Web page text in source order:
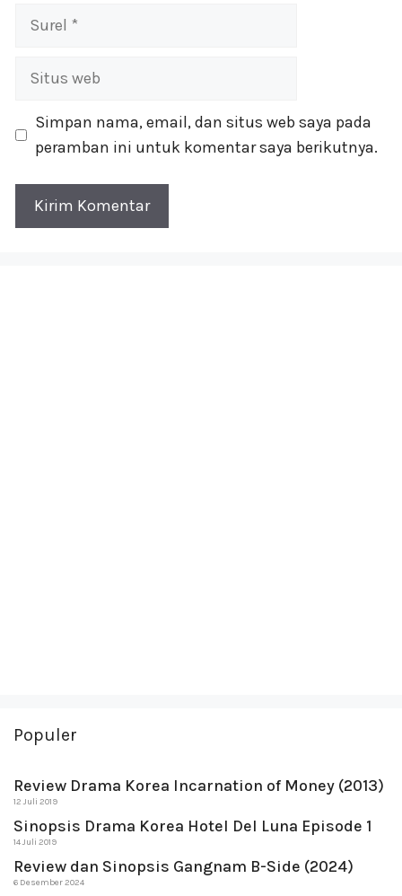
Surel
Situs
Simpan nama, email, dan situs web saya pada
peramban ini untuk komentar saya berikutnya.
Populer
Review Drama Korea Incarnation of Money (2013)
12 Juli 2019
Sinopsis Drama Korea Hotel Del Luna Episode 1
14 Juli 2019
Review dan Sinopsis Gangnam B-Side (2024)
6 Desember 2024